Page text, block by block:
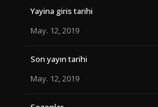
Yayina giris tarihi
May. 12, 2019
Son yayın tarihi
May. 12, 2019